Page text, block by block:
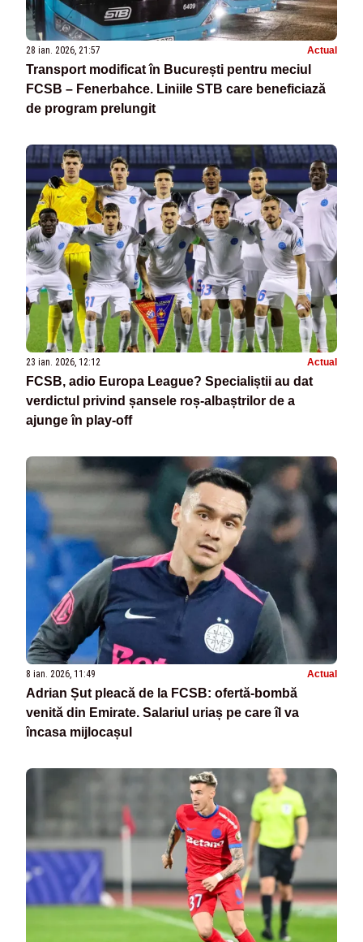
28 ian. 2026, 21:57 Actual
Transport modificat în București pentru meciul
FCSB – Fenerbahce. Liniile STB care beneficiază
de program prelungit
23 ian. 2026, 12:12 Actual
FCSB, adio Europa League? Specialiștii au dat
verdictul privind șansele roș-albaștrilor de a
ajunge în play-off
8 ian. 2026, 11:49 Actual
Adrian Șut pleacă de la FCSB: ofertă-bombă
venită din Emirate. Salariul uriaș pe care îl va
încasa mijlocașul